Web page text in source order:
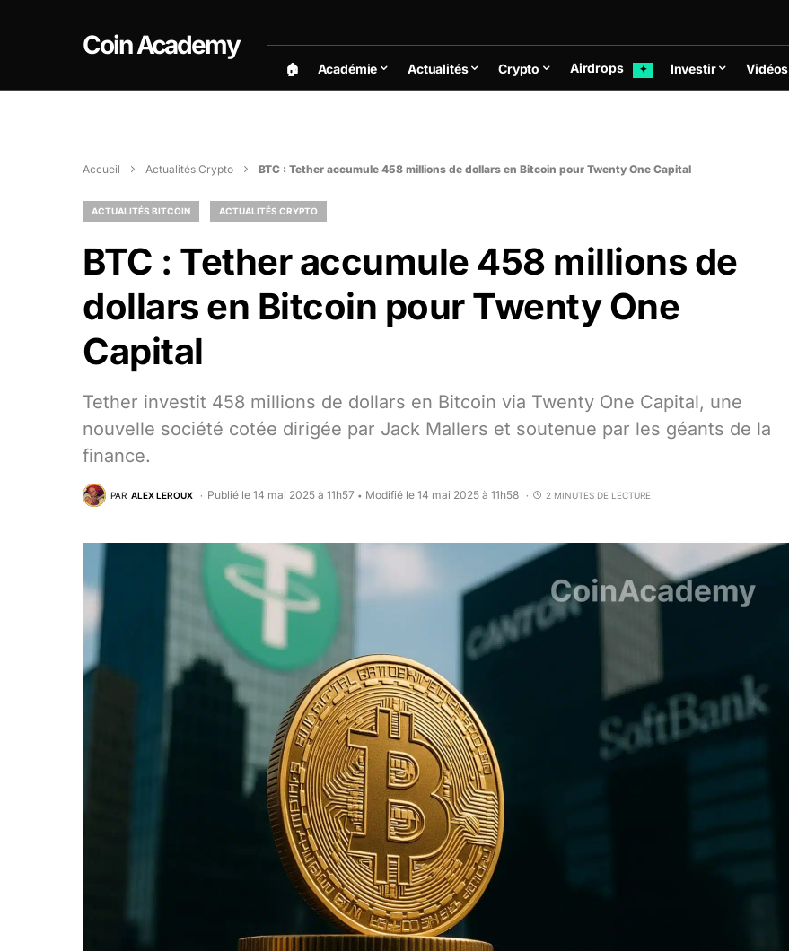
Coin Academy
🏠︎ Académie Actualités Crypto Airdrops ✦ Investir Vidéos
Accueil Actualités Crypto BTC : Tether accumule 458 millions de dollars en Bitcoin pour Twenty One Capital
ACTUALITÉS BITCOIN ACTUALITÉS CRYPTO
BTC : Tether accumule 458 millions de
dollars en Bitcoin pour Twenty One
Capital
Tether investit 458 millions de dollars en Bitcoin via Twenty One Capital, une
nouvelle société cotée dirigée par Jack Mallers et soutenue par les géants de la
finance.
PAR ALEX LEROUX Publié le 14 mai 2025 à 11h57 • Modifié le 14 mai 2025 à 11h58 2 MINUTES DE LECTURE